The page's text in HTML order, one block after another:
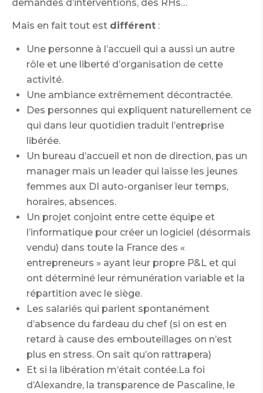
demandes d’interventions, des RHs…
Mais en fait tout est différent :
Une personne à l’accueil qui a aussi un autre
rôle et une liberté d’organisation de cette
activité.
Une ambiance extrêmement décontractée.
Des personnes qui expliquent naturellement ce
qui dans leur quotidien traduit l’entreprise
libérée.
Un bureau d’accueil et non de direction, pas un
manager mais un leader qui laisse les jeunes
femmes aux DI auto-organiser leur temps,
horaires, absences.
Un projet conjoint entre cette équipe et
l’informatique pour créer un logiciel (désormais
vendu) dans toute la France des «
entrepreneurs » ayant leur propre P&L et qui
ont déterminé leur rémunération variable et la
répartition avec le siège.
Les salariés qui parlent spontanément
d’absence du fardeau du chef (si on est en
retard à cause des embouteillages on n’est
plus en stress. On sait qu’on rattrapera)
Et si la libération m’était contée.La foi
d’Alexandre, la transparence de Pascaline, le